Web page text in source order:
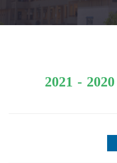
2020 - 2021